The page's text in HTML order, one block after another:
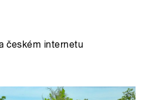
českém internetu